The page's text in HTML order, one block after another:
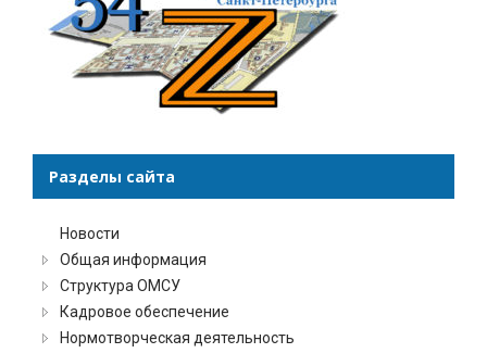
Разделы сайта
Новости
Общая информация
Структура ОМСУ
Кадровое обеспечение
Нормотворческая деятельность